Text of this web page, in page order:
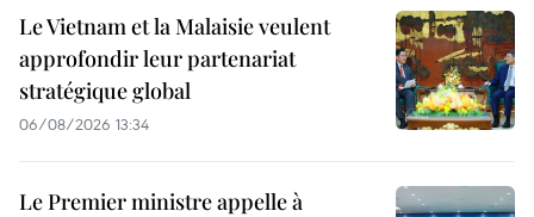
Le Vietnam et la Malaisie veulent
approfondir leur partenariat
stratégique global
06/08/2026 13:34
Le Premier ministre appelle à